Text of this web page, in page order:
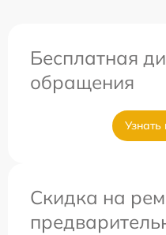
Бесплатная
обращения
Узнать
Скидка на